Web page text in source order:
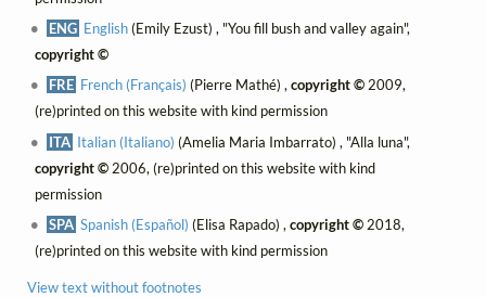
ENG English(Emily Ezust) , "You fill bush and valley again",
copyright ©
FRE French (Français) (Pierre Mathé) ,copyright ©2009,
(re)printed on this website with kind permission
ITA Italian (Italiano) (Amelia Maria Imbarrato) , "Alla luna",
copyright ©2006, (re)printed on this website with kind
permission
SPA Spanish (Español) (Elisa Rapado) ,copyright © 2018,
(re)printed on this website with kind permission
View text without footnotes